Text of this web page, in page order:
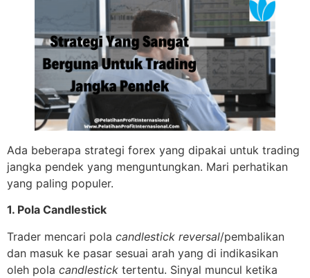
Ada beberapa strategi forex yang dipakai untuk trading
jangka pendek yang menguntungkan. Mari perhatikan
yang paling populer.
1. Pola Candlestick
Trader mencari pola candlestick reversal/pembalikan
dan masuk ke pasar sesuai arah yang di indikasikan
oleh pola candlestick tertentu. Sinyal muncul ketika